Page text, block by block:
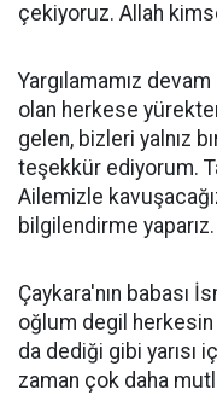
çekiyoruz. Allah
Yargılamamız
olan herkese
gelen, bizleri yalnız
teşekkür ediyorum.
Ailemizle
bilgilendirme
Çaykara'nın babası
oğlum degil herkesin
da dediği gibi yarısı
zaman çok daha